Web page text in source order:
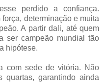
perdido a confiança.
determinação e muita
A partir dali, até quem
ser campeão mundial tão
hipótese.
com sede de vitória. Não
quartas, garantindo ainda